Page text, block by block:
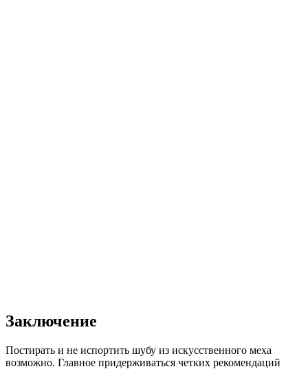
Заключение
Постирать и не испортить шубу из искусственного меха
возможно. Главное придерживаться четких рекомендаций